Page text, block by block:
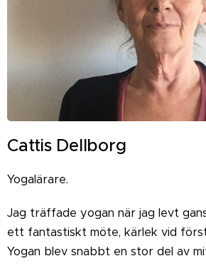
Cattis Dellborg
Yogalärare.
Jag träffade yogan när jag levt
ett fantastiskt möte, kärlek vid
Yogan blev snabbt en stor del av